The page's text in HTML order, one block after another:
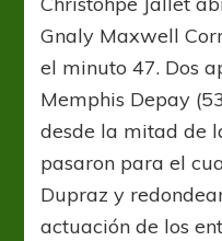
Gnaly Maxwell
el minuto 47. Dos
Memphis Depay
desde la mitad de
pasaron para el
Dupraz y
actuación de los